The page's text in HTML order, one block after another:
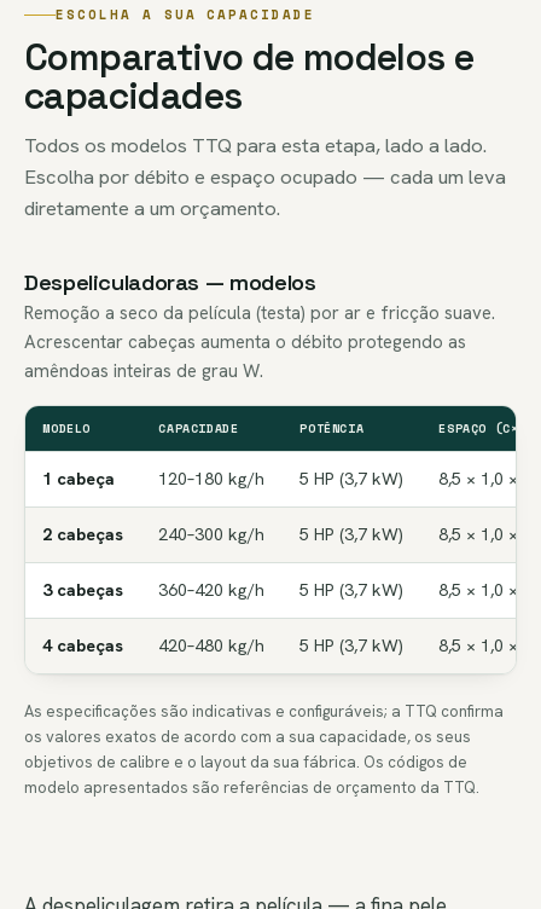
ESCOLHA A SUA CAPACIDADE
Comparativo de modelos e
capacidades
Todos os modelos TTQ para esta etapa, lado a lado.
Escolha por débito e espaço ocupado — cada um leva
diretamente a um orçamento.
Despeliculadoras — modelos
Remoção a seco da película (testa) por ar e fricção suave.
Acrescentar cabeças aumenta o débito protegendo as
amêndoas inteiras de grau W.
MODELO CAPACIDADE POTÊNCIA ESPAÇO
1 cabeça 120–180 kg/h 5 HP (3,7 kW) 8,5 × 1,0 ×
2 cabeças 240–300 kg/h 5 HP (3,7 kW) 8,5 × 1,0 ×
3 cabeças 360–420 kg/h 5 HP (3,7 kW) 8,5 × 1,0 ×
4 cabeças 420–480 kg/h 5 HP (3,7 kW) 8,5 × 1,0 ×
As especificações são indicativas e configuráveis; a TTQ confirma
os valores exatos de acordo com a sua capacidade, os seus
objetivos de calibre e o layout da sua fábrica. Os códigos de
modelo apresentados são referências de orçamento da TTQ.